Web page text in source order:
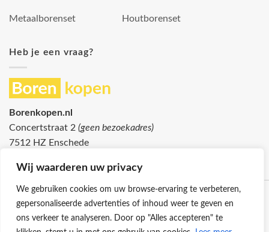
Wij waarderen uw privacy
We gebruiken cookies om uw browse-ervaring te verbeteren,
gepersonaliseerde advertenties of inhoud weer te geven en
ons verkeer te analyseren. Door op "Alles accepteren" te
Metaalborenset Houtborenset
Heb je een vraag?
Borenkopen.nl
Concertstraat 2 (geen bezoekadres)
7512 HZ Enschede